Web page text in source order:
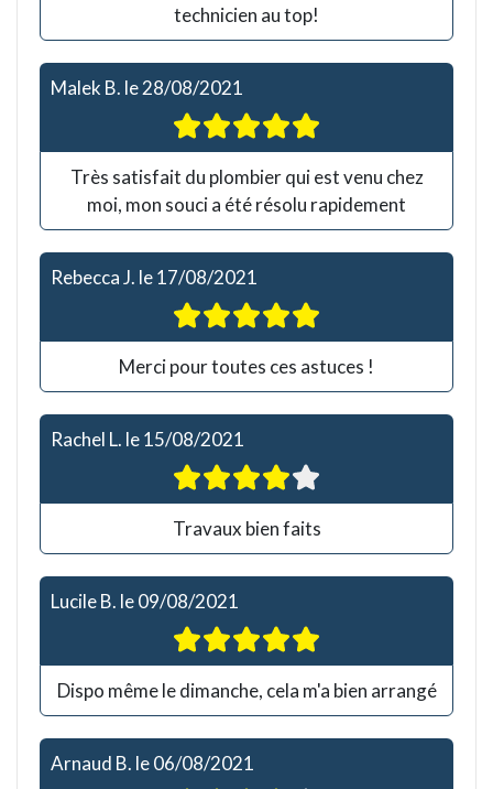
technicien au top!
Malek B. le28/08/2021
Très satisfait du plombier qui est venu chez
moi, mon souci a été résolu rapidement
Rebecca J. le17/08/2021
Merci pour toutes ces astuces !
Rachel L. le15/08/2021
Travaux bien faits
Lucile B. le09/08/2021
Dispo même le dimanche, cela m'a bien arrangé
Arnaud B. le06/08/2021